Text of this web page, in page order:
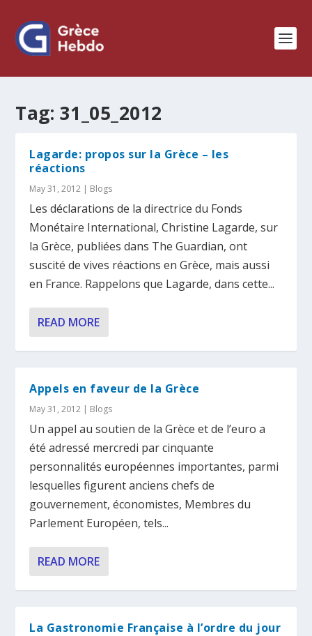
Tag: 31_05_2012
Lagarde: propos sur la Grèce – les
réactions
May 31, 2012 | Blogs
Les déclarations de la directrice du Fonds
Monétaire International, Christine Lagarde, sur
la Grèce, publiées dans The Guardian, ont
suscité de vives réactions en Grèce, mais aussi
en France. Rappelons que Lagarde, dans cette...
READ MORE
Appels en faveur de la Grèce
May 31, 2012 | Blogs
Un appel au soutien de la Grèce et de l’euro a
été adressé mercredi par cinquante
personnalités européennes importantes, parmi
lesquelles figurent anciens chefs de
gouvernement, économistes, Membres du
Parlement Européen, tels...
READ MORE
La Gastronomie Française à l’ordre du jour